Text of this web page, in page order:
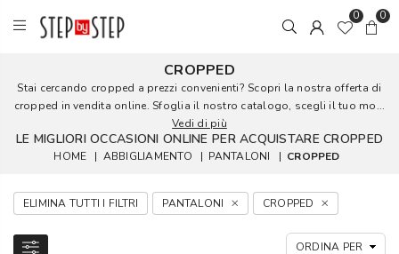
0 0
CROPPED
Stai cercando cropped a prezzi convenienti? Scopri la nostra offerta di
cropped in vendita online. Sfoglia il nostro catalogo, scegli il tuo mo...
Vedi di più
LE MIGLIORI OCCASIONI ONLINE PER ACQUISTARE CROPPED
HOME | ABBIGLIAMENTO | PANTALONI | CROPPED
ELIMINA TUTTI I FILTRI PANTALONI CROPPED